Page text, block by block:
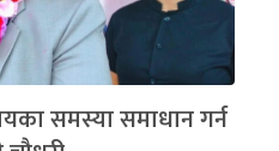
समस्या समाधान गर्न